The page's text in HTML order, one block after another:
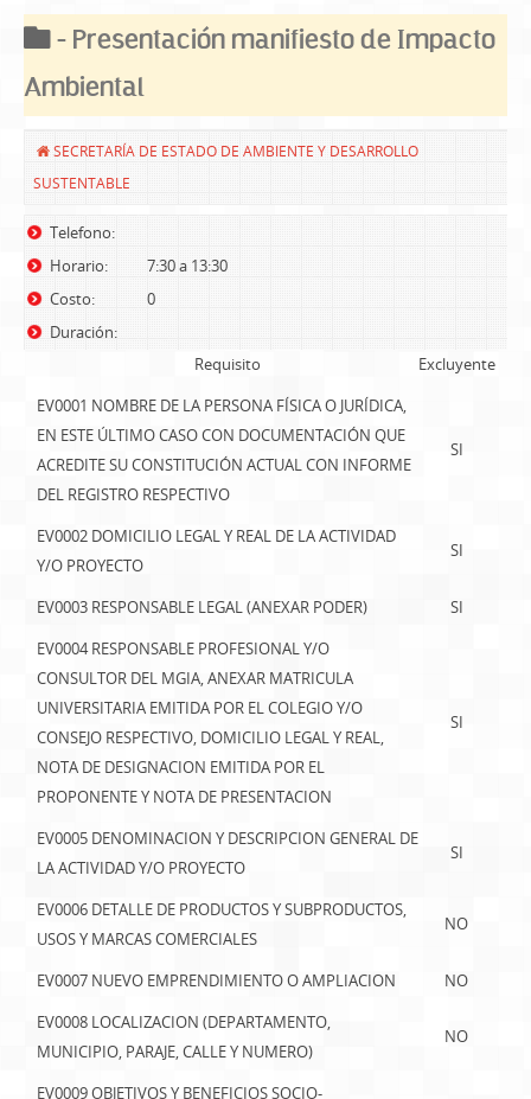
- Presentación manifiesto de Impacto
Ambiental
SECRETARÍA DE ESTADO DE AMBIENTE Y DESARROLLO
SUSTENTABLE
Telefono:
Horario:
Costo:
Duración:
7:30 a 13:30
0
Requisito
Excluyente
EV0001 NOMBRE DE LA PERSONA FÍSICA O JURÍDICA,
EN ESTE ÚLTIMO CASO CON DOCUMENTACIÓN QUE
ACREDITE SU CONSTITUCIÓN ACTUAL CON INFORME
DEL REGISTRO RESPECTIVO
SI
EV0002 DOMICILIO LEGAL Y REAL DE LA ACTIVIDAD
Y/O PROYECTO
SI
EV0003 RESPONSABLE LEGAL (ANEXAR PODER)
SI
EV0004 RESPONSABLE PROFESIONAL Y/O
CONSULTOR DEL MGIA, ANEXAR MATRICULA
UNIVERSITARIA EMITIDA POR EL COLEGIO Y/O
CONSEJO RESPECTIVO, DOMICILIO LEGAL Y REAL,
NOTA DE DESIGNACION EMITIDA POR EL
PROPONENTE Y NOTA DE PRESENTACION
SI
EV0005 DENOMINACION Y DESCRIPCION GENERAL DE
LA ACTIVIDAD Y/O PROYECTO
SI
EV0006 DETALLE DE PRODUCTOS Y SUBPRODUCTOS,
USOS Y MARCAS COMERCIALES
NO
EV0007 NUEVO EMPRENDIMIENTO O AMPLIACION
NO
EV0008 LOCALIZACION (DEPARTAMENTO,
MUNICIPIO, PARAJE, CALLE Y NUMERO)
NO
EV0009 OBJETIVOS Y BENEFICIOS SOCIO-